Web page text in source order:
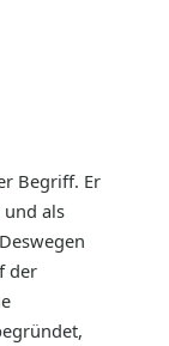
Begriff. Er
und als
der